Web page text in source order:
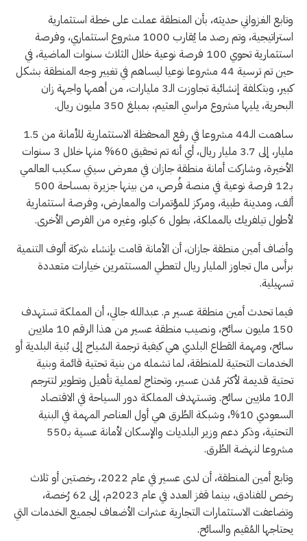
وتابع الغزواني حديثه، بأن المنطقة عملت على خطة استثمارية
استراتيجية، وتم رصد ما يُقارب 1000 مشروع استثماري، وفرصة
استثمارية تحوي 100 فرصة نوعية خلال الثلاث سنوات الماضية، في
حين تم ترسية 44 مشروعا نوعيا ليساهم في تغيير وجه المنطقة بشكل
كبير، وبتكلفة إنشائية تجاوزت الـ3 مليارات، من أهمها واجهة زان
البحرية، يليها مشروع مراسي العثيم، بمبلغ 350 مليون ريال.
ساهمت الـ44 مشروعا في رفع المحفظة الاستثمارية للأمانة من 1.5
مليار، إلى 3.7 مليار ريال، أي أنه تم تحقيق 60% منها خلال 3 سنوات
الأخيرة، وشاركت أمانة منطقة جازان في معرض سيتي سكيب العالمي
بـ12 فرصة نوعية في منصة فُرص، من بينها جزيرة بمساحة 500
ألف، ومدينة طبية، ومركز للمؤتمرات والمعارض، وفرصة استثمارية
لأطول تيلفريك بالمملكة، بطول 6 كيلو، وغيره من الفرص الأخرى.
وأضاف أمين منطقة جازان، أن الأمانة قامت بإنشاء شركة ألوف التنمية
برأس مال تجاوز المليار ريال لتعطي المستثمرين خيارات متعددة
تسهيلية.
فيما تحدث أمين منطقة عسير م. عبدالله جالي، أن المملكة تستهدف
150 مليون سائح، ونصيب منطقة عسير من هذا الرقم 10 ملايين
سائح، ومهمة القطاع البلدي هي كيفية ترجمة السُياح إلى بُنية البلدية أو
الخدمات التحتية للمنطقة، لما تشمله من بنية تحتية قائمة وبنية
تحتية قديمة لأكثر مُدن عسير، وتحتاج لعملية تأهيل وتطوير لتترجم
الـ10 ملايين سائح. وتستهدف المملكة دور السياحة في الاقتصاد
السعودي 10%، وشبكة الطُرق هي أول العناصر المهمة في البنية
التحتية، وذكر دعم وزير البلديات والإسكان لأمانة عسية بـ550
مشروعا لنهضة الطُرق.
وتابع أمين المنطقة، أن لدى عسير في عام 2022، رخصتين أو ثلاث
رخص للفنادق، بينما قفز العدد في عام 2023م، إلى 62 رُخصة،
وتضاعفت الاستثمارات التجارية عشرات الأضعاف لجميع الخدمات التي
يحتاجها المُقيم والسائح.